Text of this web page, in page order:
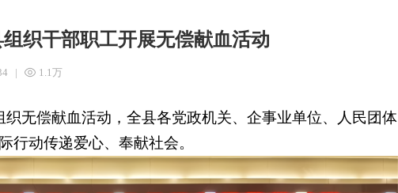
组织干部职工开展无偿献血活动
| 1.1万
织无偿献血活动，全县各党政机关、 企事业单位、人民团体
行动传递爱心、奉献社会。